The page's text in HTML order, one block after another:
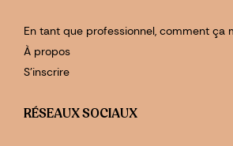
En tant que professionnel, comment ça
À propos
S'inscrire
RÉSEAUX SOCIAUX